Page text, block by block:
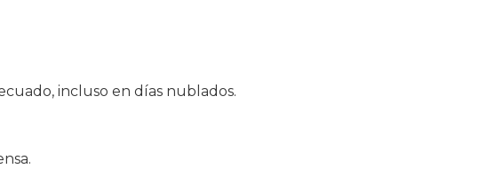
incluso en días nublados.